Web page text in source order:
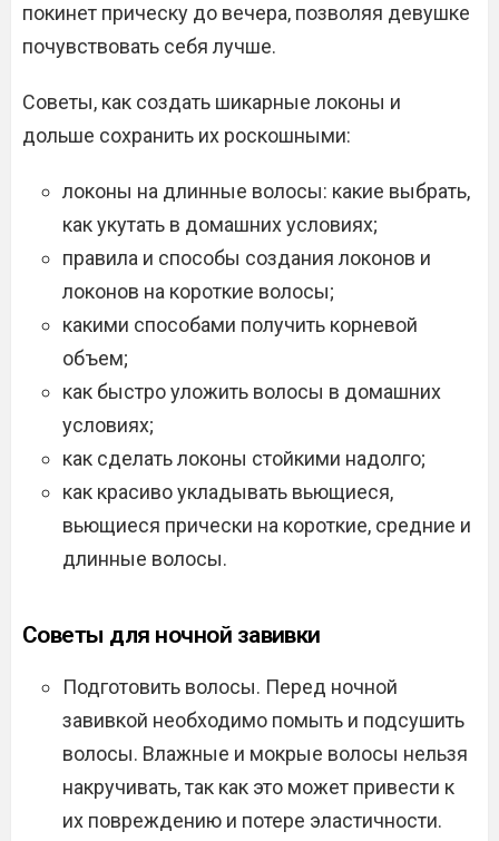
покинет прическу до вечера, позволяя девушке
почувствовать себя лучше.
Советы, как создать шикарные локоны и
дольше сохранить их роскошными:
локоны на длинные волосы: какие выбрать,
как укутать в домашних условиях;
правила и способы создания локонов и
локонов на короткие волосы;
какими способами получить корневой
объем;
как быстро уложить волосы в домашних
условиях;
как сделать локоны стойкими надолго;
как красиво укладывать вьющиеся,
вьющиеся прически на короткие, средние и
длинные волосы.
Советы для ночной завивки
Подготовить волосы. Перед ночной
завивкой необходимо помыть и подсушить
волосы. Влажные и мокрые волосы нельзя
накручивать, так как это может привести к
их повреждению и потере эластичности.